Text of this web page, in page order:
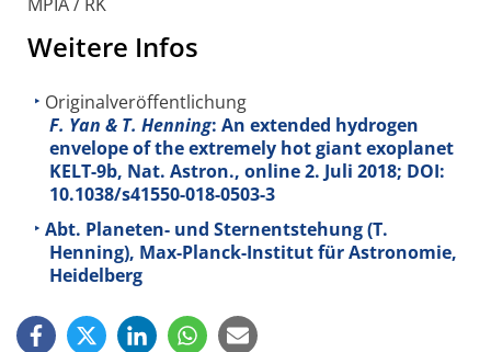
MPIA / RK
Weitere Infos
Originalveröffentlichung
F. Yan & T. Henning: An extended hydrogen
envelope of the extremely hot giant exoplanet
KELT-9b, Nat. Astron., online 2. Juli 2018; DOI:
10.1038/s41550-018-0503-3
Abt. Planeten- und Sternentstehung (T.
Henning), Max-Planck-Institut für Astronomie,
Heidelberg